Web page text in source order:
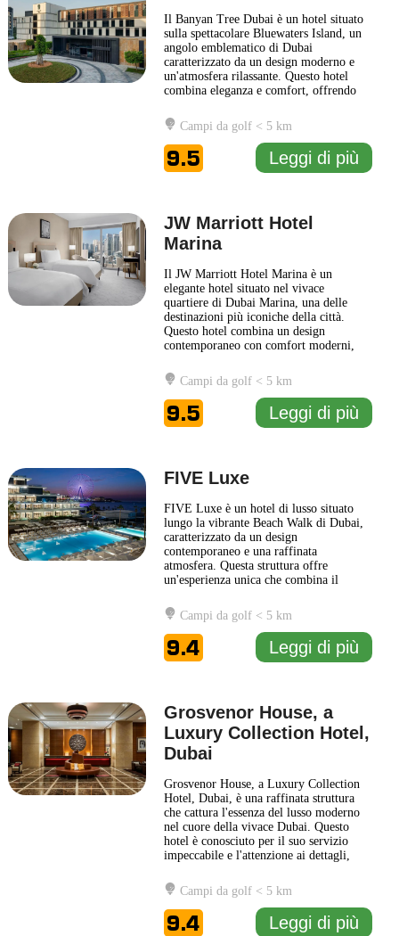
Il Banyan Tree Dubai è un hotel situato
sulla spettacolare Bluewaters Island, un
angolo emblematico di Dubai
caratterizzato da un design moderno e
un'atmosfera rilassante. Questo hotel
combina eleganza e comfort, offrendo
contesto di lusso. Ogni dettaglio del
Banyan Tree Dubai è stato curato per
garantire il massimo del benessere. Gli
ospiti possono godere di... Leggi di più
Campi da golf < 5 km
9.5 Leggi di più
JW Marriott Hotel
Marina
Il JW Marriott Hotel Marina è un
elegante hotel situato nel vivace
quartiere di Dubai Marina, una delle
destinazioni più iconiche della città.
Questo hotel combina un design
contemporaneo con comfort moderni,
cerca un'esperienza di soggiorno
indimenticabile. I suoi interni sono
caratterizzati da una fusione di stile e
funzionalità, creando spazi accoglienti
e... Leggi di più
Campi da golf < 5 km
9.5 Leggi di più
FIVE Luxe
FIVE Luxe è un hotel di lusso situato
lungo la vibrante Beach Walk di Dubai,
caratterizzato da un design
contemporaneo e una raffinata
atmosfera. Questa struttura offre
un'esperienza unica che combina il
serie di servizi moderni. Gli ospiti
possono godere di splendide viste sul
mare e di accesso diretto alla spiaggia,
rendendo ogni soggiorno un'opportunità
per... Leggi di più
Campi da golf < 5 km
9.4 Leggi di più
Grosvenor House, a
Luxury Collection Hotel,
Dubai
Grosvenor House, a Luxury Collection
Hotel, Dubai, è una raffinata struttura
che cattura l'essenza del lusso moderno
nel cuore della vivace Dubai. Questo
hotel è conosciuto per il suo servizio
impeccabile e l'attenzione ai dettagli,
viaggiatori d'affari e turisti. Le camere
sono arredate con eleganza, combinando
comfort e design contemporaneo, mentre
molte di esse
... Leggi di più
Campi da golf < 5 km
9.4 Leggi di più